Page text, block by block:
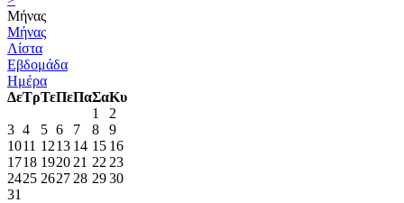
Μήνας
Μήνας
Λίστα
Εβδομάδα
Ημέρα
ΔεΤρΤεΠεΠαΣαΚυ
1
2
3 4 5 6 7 8
9
1011 1213 14 15 16
1718 1920 21 22 23
2425 2627 28 2930
31